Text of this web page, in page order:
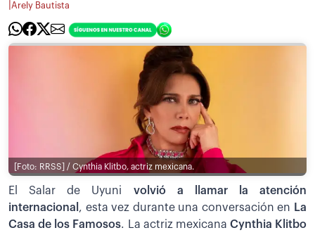
Arely Bautista
[Foto: RRSS] / Cynthia Klitbo, actriz mexicana.
El Salar de Uyuni volvió a llamar la atención
internacional , esta vez durante una conversación en La
Casa de los Famosos. La actriz mexicana Cynthia Klitbo